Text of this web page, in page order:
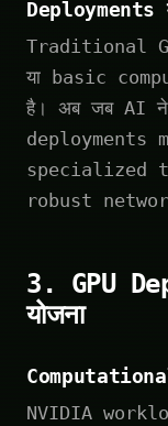
Deployments
Traditional
या basic
है। अब जब AI ने
deployments
specialized
robust
3. GPU
योजना
NVIDIA